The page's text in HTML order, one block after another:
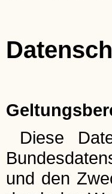
Diese
und den